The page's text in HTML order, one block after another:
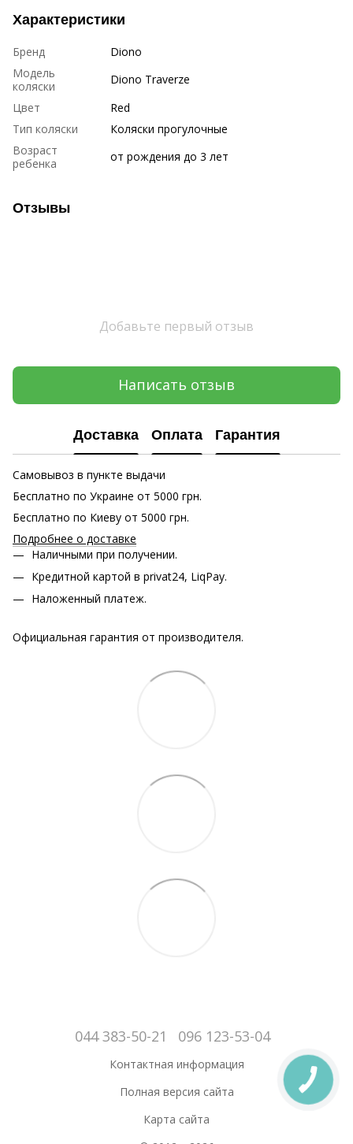
Характеристики
Бренд
Diono
Модель
коляски
Diono Traverze
Цвет
Red
Тип коляски
Коляски прогулочные
Возраст
ребенка
от рождения до 3 лет
Отзывы
Добавьте первый отзыв
Написать отзыв
Доставка Оплата Гарантия
Самовывоз в пункте выдачи
Бесплатно по Украине от 5000 грн.
Бесплатно по Киеву от 5000 грн.
Подробнее о доставке
Наличными при получении.
Кредитной картой в privat24, LiqPay.
Наложенный платеж.
Официальная гарантия от производителя.
044 383-50-21 096 123-53-04
Контактная информация
Полная версия сайта
Карта сайта